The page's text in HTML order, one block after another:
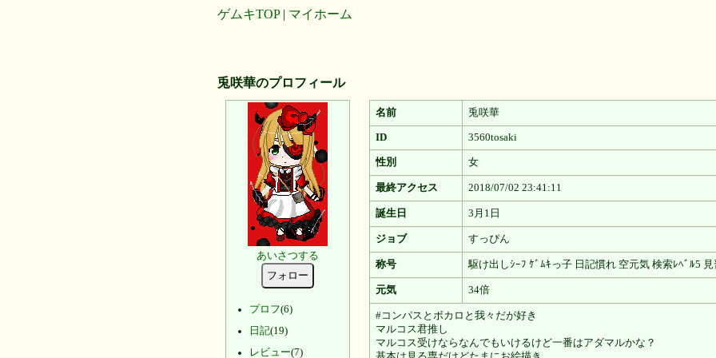
ゲムキTOP| マイホーム
兎咲華のプロフィール
あいさつする
フォロー
プロフ(6)
日記(19)
レビュー(7)
名前 兎咲華
ID 3560tosaki
性別 女
最終アクセス 2018/07/02 23:41:11
誕生日 3月1日
ジョブ すっぴん
称号 駆け出しｼｰﾌ ｹﾞﾑｷっ子 日記慣れ 空元気 検索ﾚﾍﾞﾙ5 見
元気 34倍
#コンパスとボカロと我々だが好き
マルコス君推し
マルコス受けならなんでもいけるけど一番はアダマルかな？